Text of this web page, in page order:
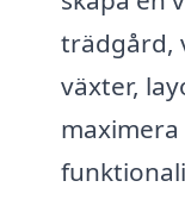
trädgård,
växter,